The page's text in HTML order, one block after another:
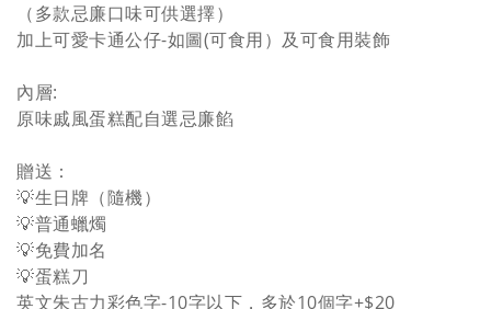
（多款忌廉口味可供選擇）
加上可愛卡通公仔-如圖(可食用）及可食用裝飾
內層:
原味戚風蛋糕配自選忌廉餡
贈送：
💡生日牌（隨機）
💡普通蠟燭
💡免費加名
💡蛋糕刀
英文朱古力彩色字-10字以下，多於10個字+$20